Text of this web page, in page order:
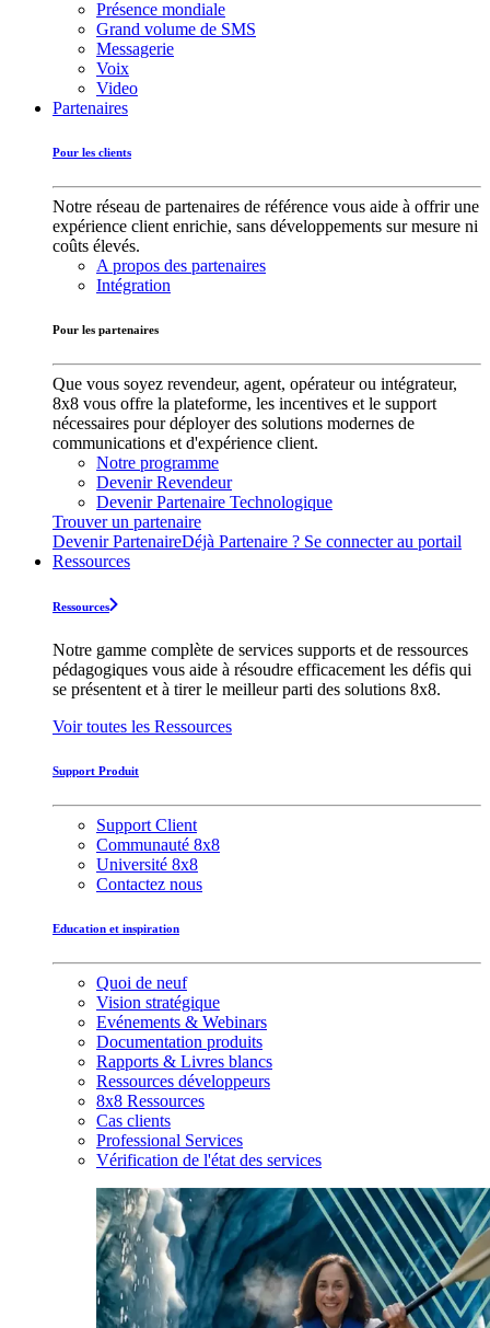
Présence mondiale
Grand volume de SMS
Messagerie
Voix
Video
Partenaires
Pour les clients
Notre réseau de partenaires de référence vous aide à offrir une
expérience client enrichie, sans développements sur mesure ni
coûts élevés.
A propos des partenaires
Intégration
Pour les partenaires
Que vous soyez revendeur, agent, opérateur ou intégrateur,
8x8 vous offre la plateforme, les incentives et le support
nécessaires pour déployer des solutions modernes de
communications et d'expérience client.
Notre programme
Devenir Revendeur
Devenir Partenaire Technologique
Trouver un partenaire
Devenir PartenaireDéjà Partenaire ? Se connecter au portail
Ressources
Ressources
Notre gamme complète de services supports et de ressources
pédagogiques vous aide à résoudre efficacement les défis qui
se présentent et à tirer le meilleur parti des solutions 8x8.
Voir toutes les Ressources
Support Produit
Support Client
Communauté 8x8
Université 8x8
Contactez nous
Education et inspiration
Quoi de neuf
Vision stratégique
Evénements & Webinars
Documentation produits
Rapports & Livres blancs
Ressources développeurs
8x8 Ressources
Cas clients
Professional Services
Vérification de l'état des services